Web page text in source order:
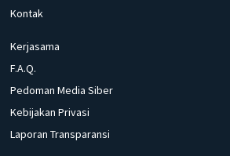
Kontak
Kerjasama
F.A.Q.
Pedoman Media Siber
Kebijakan Privasi
Laporan Transparansi